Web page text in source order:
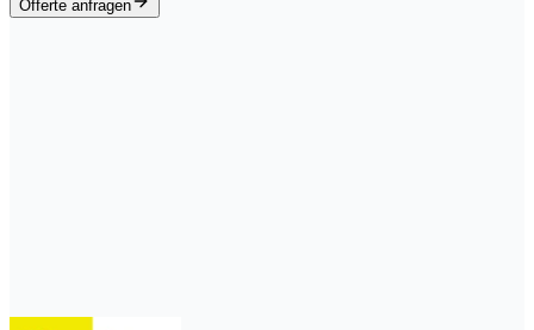
Offerte anfragen